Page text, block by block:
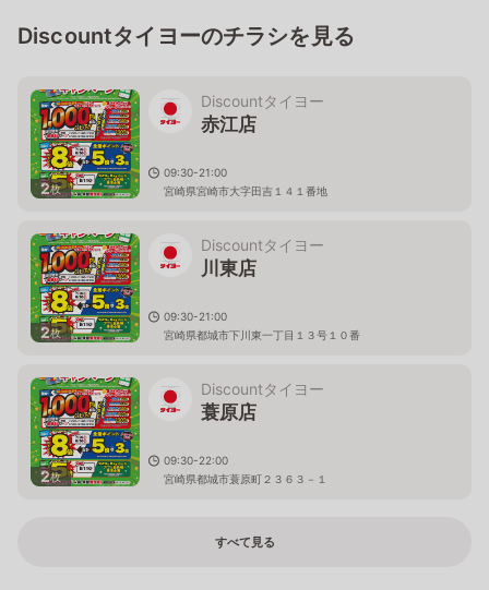
Discountタイヨーのチラシを見る
2枚
Discountタイヨー
赤江店
09:30-21:00
宮崎県宮崎市大字田吉１４１番地
2枚
Discountタイヨー
川東店
09:30-21:00
宮崎県都城市下川東一丁目１３号１０番
2枚
Discountタイヨー
蓑原店
09:30-22:00
宮崎県都城市蓑原町２３６３－１
すべて見る